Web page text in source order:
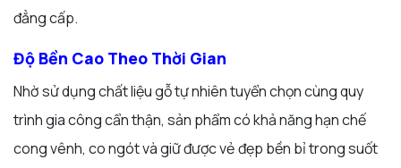
đẳng cấp.
Độ Bền Cao Theo Thời Gian
Nhờ sử dụng chất liệu gỗ tự nhiên tuyển chọn cùng quy
trình gia công cẩn thận, sản phẩm có khả năng hạn chế
cong vênh, co ngót và giữ được vẻ đẹp bền bỉ trong suốt